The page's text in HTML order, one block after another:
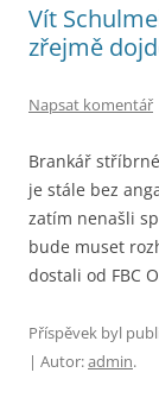
Vít
zřejmě
Napsat komentář
Brankář
je stále bez
zatím nenašli
bude muset
dostali od FBC
Příspěvek byl
| Autor:admin.